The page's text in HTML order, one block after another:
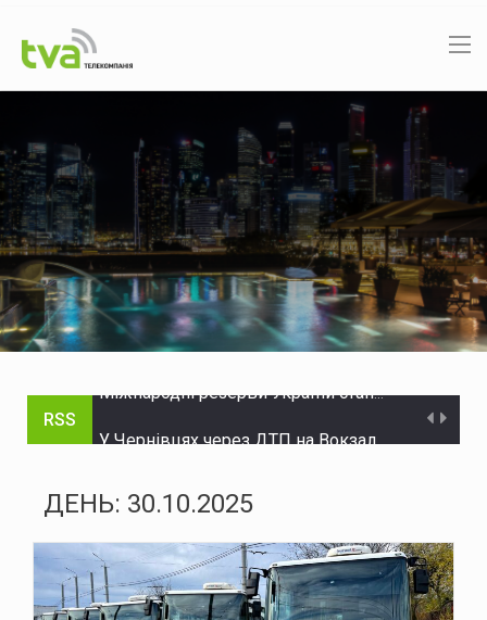
RSS
На Буковині за добу ліквідували 21 надзвичайну подію: горіли будинки, сухостій і сонячні панелі
Міноборони запускає реформу харчування ЗСУ
ДЕНЬ: 30.10.2025